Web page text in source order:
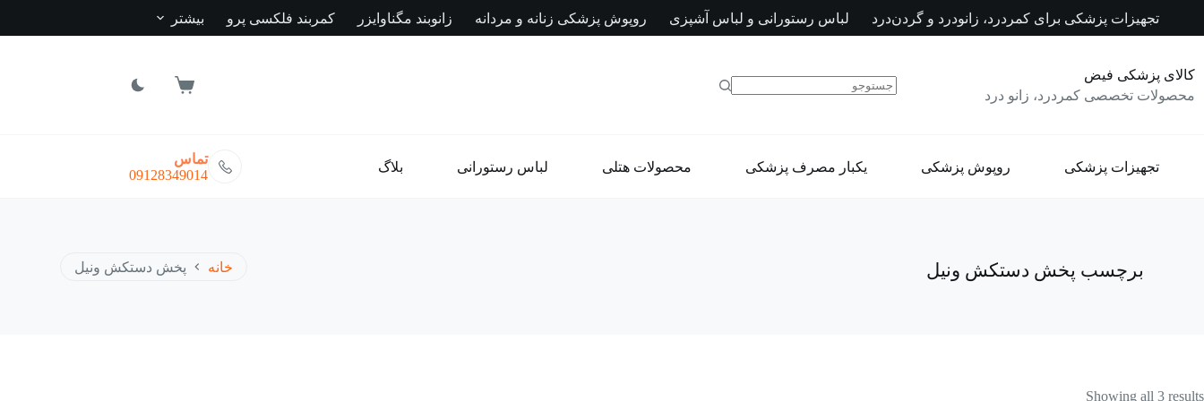
تجهیزات پزشکی برای کمردرد، زانودرد و گردن‌درد لباس رستورانی و لباس آشپزی روپوش پزشکی زنانه و مردانه زانوبند مگناوایزر کمربند فلکسی پرو بیشتر
کالای پزشکی فیض
محصولات تخصصی کمردرد، زانو درد
سبد
تجهیزات پزشکی روپوش پزشکی یکبار مصرف پزشکی محصولات هتلی لباس رستورانی بلاگ
تماس
09128349014
برچسب پخش دستکش ونیل خانه پخش دستکش ونیل
Showing all 3 results